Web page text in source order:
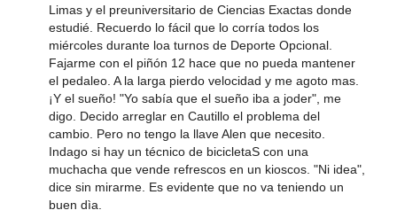
Limas y el preuniversitario de Ciencias Exactas donde
estudié. Recuerdo lo fácil que lo corría todos los
miércoles durante loa turnos de Deporte Opcional.
Fajarme con el piñón 12 hace que no pueda mantener
el pedaleo. A la larga pierdo velocidad y me agoto mas.
¡Y el sueño! "Yo sabía que el sueño iba a joder", me
digo. Decido arreglar en Cautillo el problema del
cambio. Pero no tengo la llave Alen que necesito.
Indago si hay un técnico de bicicletaS con una
muchacha que vende refrescos en un kioscos. "Ni idea",
dice sin mirarme. Es evidente que no va teniendo un
buen dìa.